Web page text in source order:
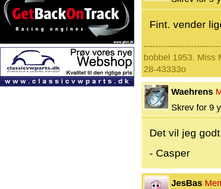
Fint. vender
bobbel 1953. Miss
28-43333o
Waehrens
Skrev for 9
Det vil jeg
- Casper
JesBas